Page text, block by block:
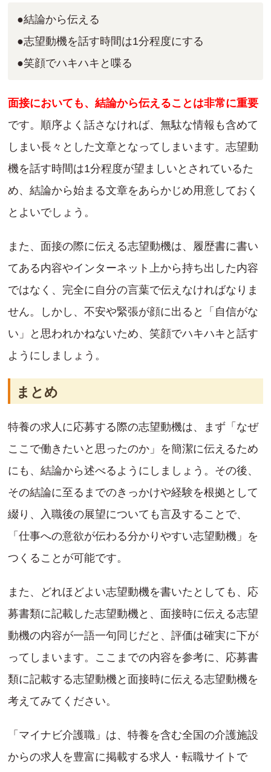
●結論から伝える
●志望動機を話す時間は1分程度にする
●笑顔でハキハキと喋る
面接においても、結論から伝えることは非常に重要
です。順序よく話さなければ、無駄な情報も含めて
しまい長々とした文章となってしまいます。志望動
機を話す時間は1分程度が望ましいとされているた
め、結論から始まる文章をあらかじめ用意しておく
とよいでしょう。
また、面接の際に伝える志望動機は、履歴書に書い
てある内容やインターネット上から持ち出した内容
ではなく、完全に自分の言葉で伝えなければなりま
せん。しかし、不安や緊張が顔に出ると「自信がな
い」と思われかねないため、笑顔でハキハキと話す
ようにしましょう。
まとめ
特養の求人に応募する際の志望動機は、まず「なぜ
ここで働きたいと思ったのか」を簡潔に伝えるため
にも、結論から述べるようにしましょう。その後、
その結論に至るまでのきっかけや経験を根拠として
綴り、入職後の展望についても言及することで、
「仕事への意欲が伝わる分かりやすい志望動機」を
つくることが可能です。
また、どれほどよい志望動機を書いたとしても、応
募書類に記載した志望動機と、面接時に伝える志望
動機の内容が一語一句同じだと、評価は確実に下が
ってしまいます。ここまでの内容を参考に、応募書
類に記載する志望動機と面接時に伝える志望動機を
考えてみてください。
「マイナビ介護職」は、特養を含む全国の介護施設
からの求人を豊富に掲載する求人・転職サイトで